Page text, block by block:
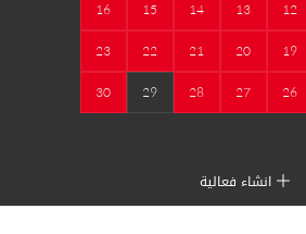
12
13
14
15
16
19
20
21
22
23
26
27
28
29
30
انشاء فعالية